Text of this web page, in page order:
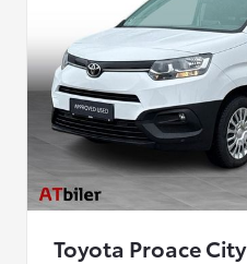
Toyota Proace City